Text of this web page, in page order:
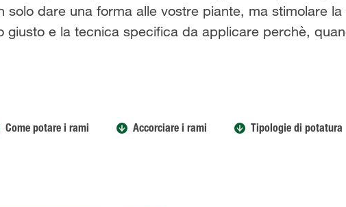
dare una forma alle vostre piante, ma stimolare
giusto e la tecnica specifica da applicare perchè,
Come potare i rami Accorciare i rami Tipologie di potatura